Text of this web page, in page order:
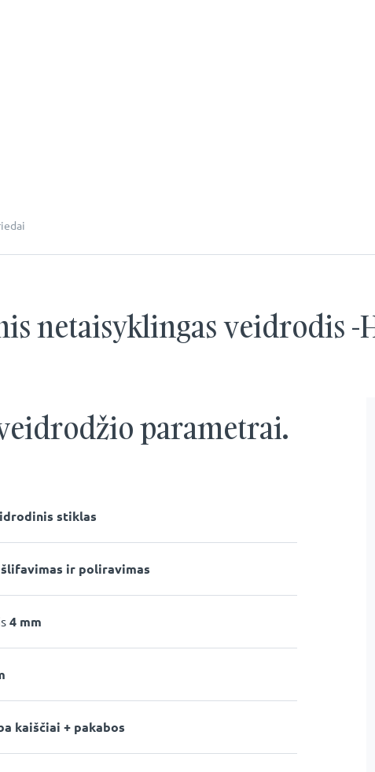
netaisyklingas veidrodis -
parametrai.
stiklas
ir poliravimas
4 mm
kaiščiai + pakabos